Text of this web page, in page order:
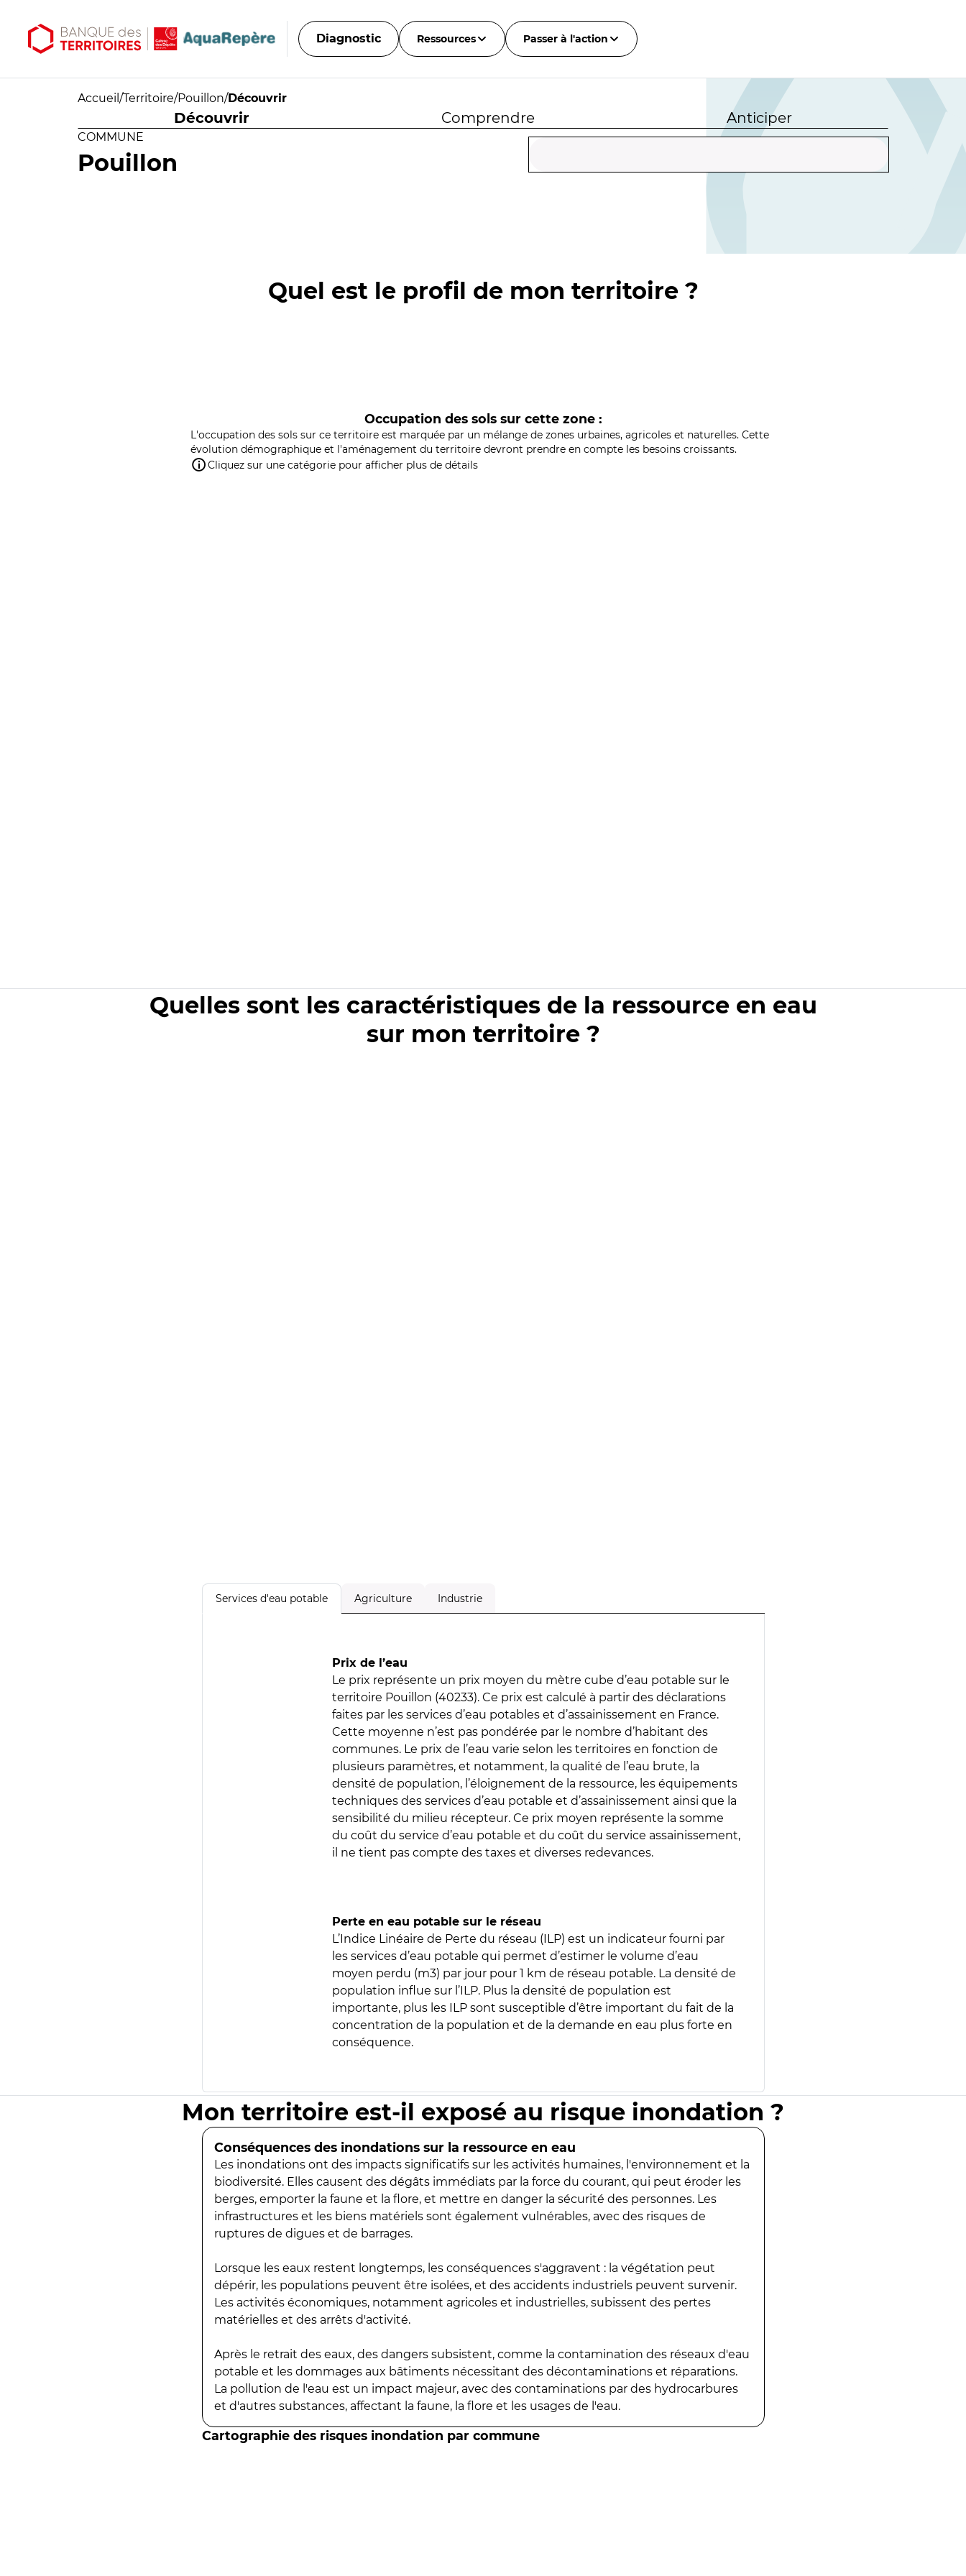
Diagnostic Ressources Passer à l'action
Accueil /Territoire/Pouillon/Découvrir
Découvrir Comprendre Anticiper
COMMUNE
Pouillon
Quel est le profil de mon territoire ?
Occupation des sols sur cette zone :
L'occupation des sols sur ce territoire est marquée par un mélange de zones urbaines, agricoles et naturelles. Cette
évolution démographique et l'aménagement du territoire devront prendre en compte les besoins croissants.
Cliquez sur une catégorie pour afficher plus de détails
Quelles sont les caractéristiques de la ressource en eau
sur mon territoire ?
Services d'eau potable Agriculture Industrie
Prix de l’eau
Le prix représente un prix moyen du mètre cube d’eau potable sur le
territoire Pouillon (40233). Ce prix est calculé à partir des déclarations
faites par les services d’eau potables et d’assainissement en France.
Cette moyenne n’est pas pondérée par le nombre d’habitant des
communes. Le prix de l’eau varie selon les territoires en fonction de
plusieurs paramètres, et notamment, la qualité de l’eau brute, la
densité de population, l’éloignement de la ressource, les équipements
techniques des services d’eau potable et d’assainissement ainsi que la
sensibilité du milieu récepteur. Ce prix moyen représente la somme
du coût du service d’eau potable et du coût du service assainissement,
il ne tient pas compte des taxes et diverses redevances.
Perte en eau potable sur le réseau
L’Indice Linéaire de Perte du réseau (ILP) est un indicateur fourni par
les services d’eau potable qui permet d’estimer le volume d’eau
moyen perdu (m3) par jour pour 1 km de réseau potable. La densité de
population influe sur l’ILP. Plus la densité de population est
importante, plus les ILP sont susceptible d’être important du fait de la
concentration de la population et de la demande en eau plus forte en
conséquence.
Mon territoire est-il exposé au risque inondation ?
Conséquences des inondations sur la ressource en eau
Les inondations ont des impacts significatifs sur les activités humaines, l'environnement et la
biodiversité. Elles causent des dégâts immédiats par la force du courant, qui peut éroder les
berges, emporter la faune et la flore, et mettre en danger la sécurité des personnes. Les
infrastructures et les biens matériels sont également vulnérables, avec des risques de
ruptures de digues et de barrages.
Lorsque les eaux restent longtemps, les conséquences s'aggravent : la végétation peut
dépérir, les populations peuvent être isolées, et des accidents industriels peuvent survenir.
Les activités économiques, notamment agricoles et industrielles, subissent des pertes
matérielles et des arrêts d'activité.
Après le retrait des eaux, des dangers subsistent, comme la contamination des réseaux d'eau
potable et les dommages aux bâtiments nécessitant des décontaminations et réparations.
La pollution de l'eau est un impact majeur, avec des contaminations par des hydrocarbures
et d'autres substances, affectant la faune, la flore et les usages de l'eau.
Cartographie des risques inondation par commune